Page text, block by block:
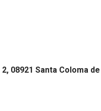
08921 Santa Coloma de